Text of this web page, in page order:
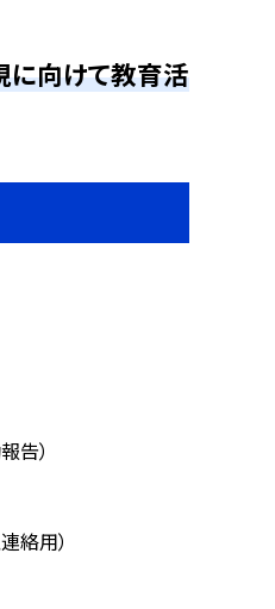
に向けて教育活
告）
絡用）